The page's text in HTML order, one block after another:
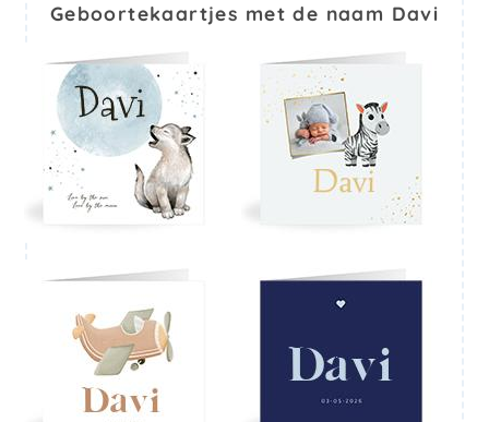
Geboortekaartjes met de naam Davi